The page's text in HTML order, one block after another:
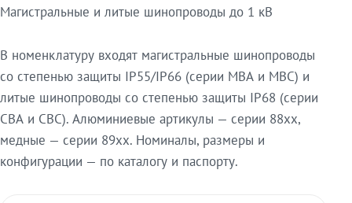
Магистральные и литые шинопроводы до 1 кВ
В номенклатуру входят магистральные шинопроводы
со степенью защиты IP55/IP66 (серии МВА и МВС) и
литые шинопроводы со степенью защиты IP68 (серии
СВА и СВС). Алюминиевые артикулы — серии 88xx,
медные — серии 89xx. Номиналы, размеры и
конфигурации — по каталогу и паспорту.